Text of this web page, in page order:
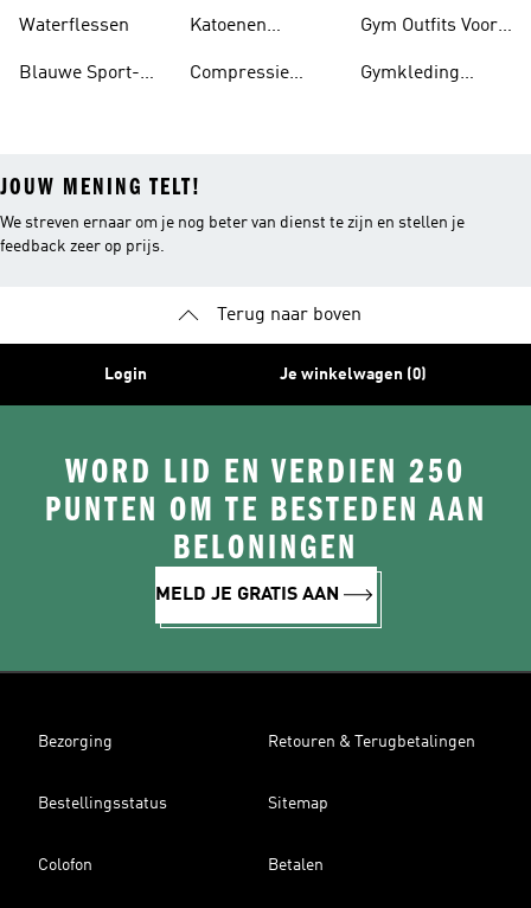
Waterflessen
Blauwe Sport-
Katoenen
Compressie
Gym Outfits Voor
Gymkleding
JOUW MENING TELT!
We streven ernaar om je nog beter van dienst te zijn en stellen je
feedback zeer op prijs.
Terug naar boven
Login Je winkelwagen (0)
WORD LID EN VERDIEN 250
PUNTEN OM TE BESTEDEN AAN
BELONINGEN
MELD JE GRATIS AAN
Bezorging Retouren & Terugbetalingen
Bestellingsstatus Sitemap
Colofon Betalen